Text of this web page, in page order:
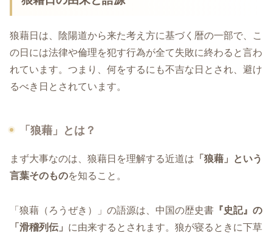
狼藉日は、陰陽道から来た考え方に基づく暦の一部で、こ
の日には法律や倫理を犯す行為が全て失敗に終わると言わ
れています。つまり、何をするにも不吉な日とされ、避け
るべき日とされています。
「狼藉」とは？
まず大事なのは、狼藉日を理解する近道は 「狼藉」という
言葉そのものを知ること。
「狼藉（ろうぜき）」の語源は、中国の歴史書 『史記』の
「滑稽列伝」 に由来するとされます。狼が寝るときに下草